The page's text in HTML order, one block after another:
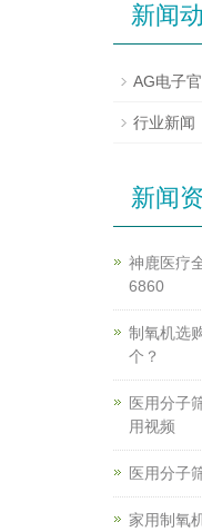
新闻
AG电子
行业新闻
新闻
神鹿医疗
6860
制氧机选
个？
医用分子
用视频
医用分子
家用制氧